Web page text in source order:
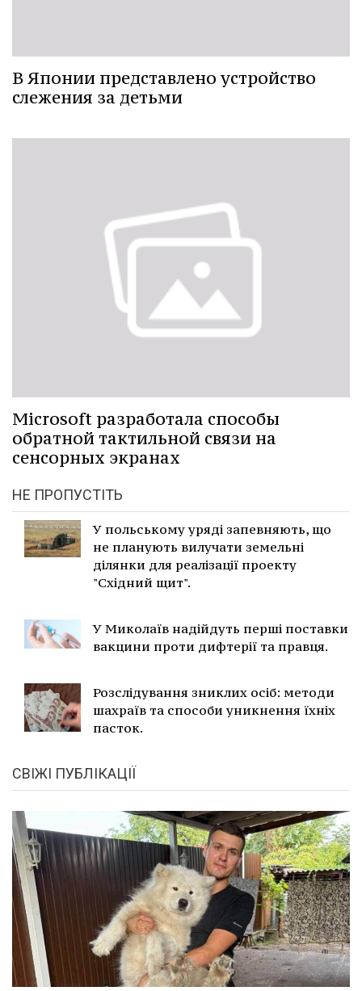
В Японии представлено устройство
слежения за детьми
Microsoft разработала способы
обратной тактильной связи на
сенсорных экранах
НЕ ПРОПУСТІТЬ
У польському уряді запевняють, що
не планують вилучати земельні
ділянки для реалізації проекту
"Східний щит".
У Миколаїв надійдуть перші поставки
вакцини проти дифтерії та правця.
Розслідування зниклих осіб: методи
шахраїв та способи уникнення їхніх
пасток.
СВІЖІ ПУБЛІКАЦІЇ